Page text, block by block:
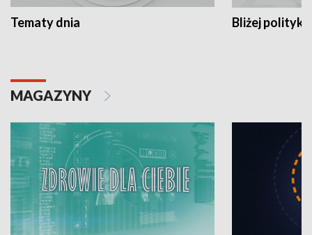
Tematy dnia Bliżej polityki
MAGAZYNY